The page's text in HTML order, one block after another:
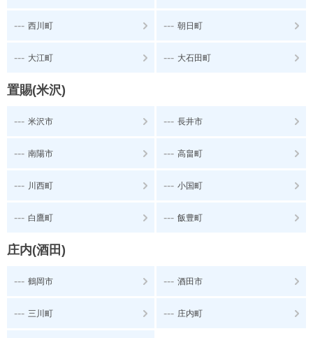
--- 西川町 --- 朝日町
--- 大江町 --- 大石田町
置賜(米沢)
--- 米沢市 --- 長井市
--- 南陽市 --- 高畠町
--- 川西町 --- 小国町
--- 白鷹町 --- 飯豊町
庄内(酒田)
--- 鶴岡市 --- 酒田市
--- 三川町 --- 庄内町